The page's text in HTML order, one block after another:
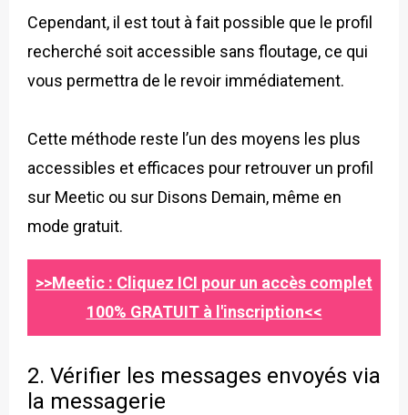
Cependant, il est tout à fait possible que le profil
recherché soit accessible sans floutage, ce qui
vous permettra de le revoir immédiatement.
Cette méthode reste l’un des moyens les plus
accessibles et efficaces pour retrouver un profil
sur Meetic ou sur Disons Demain, même en
mode gratuit.
>>Meetic : Cliquez ICI pour un accès complet
100% GRATUIT à l'inscription<<
2. Vérifier les messages envoyés via
la messagerie